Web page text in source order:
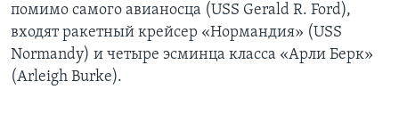
помимо самого авианосца (USS Gerald R. Ford),
входят ракетный крейсер «Нормандия» (USS
Normandy) и четыре эсминца класса «Арли Берк»
(Arleigh Burke).